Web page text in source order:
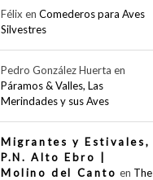
Félix en Comederos para Aves
Silvestres
Pedro González Huerta en
Páramos & Valles, Las
Merindades y sus Aves
Migrantes y Estivales,
P.N. Alto Ebro |
Molino del Canto en The